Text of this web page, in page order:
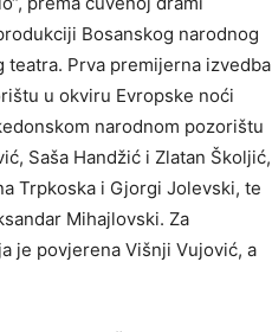
Bosanskog narodnog
teatra. Prva premijerna izvedba
u okviru Evropske noći
narodnom pozorištu
Saša Handžić i Zlatan Školjić,
Trpkoska i Gjorgi Jolevski, te
Mihajlovski. Za
je povjerena Višnji Vujović, a